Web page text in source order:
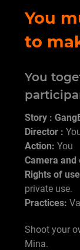
You
to
You
Story :
Director :
Action: You
Camera and
Rights of
private use.
Practices:
Shoot your
Mina.